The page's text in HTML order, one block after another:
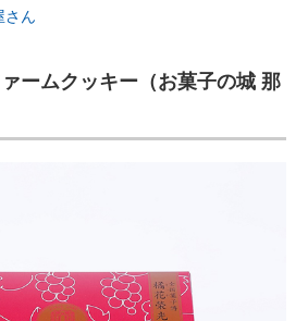
さん
ームクッキー（お菓子の城 那